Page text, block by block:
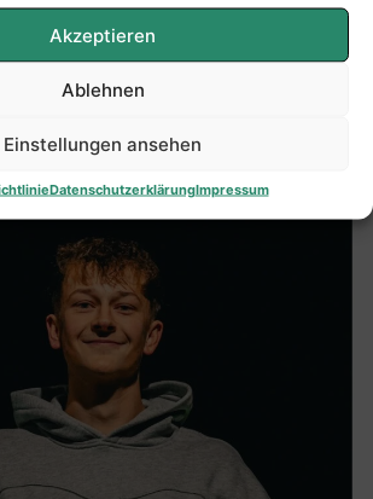
Akzeptieren
Ablehnen
Einstellungen ansehen
DatenschutzerklärungImpressum